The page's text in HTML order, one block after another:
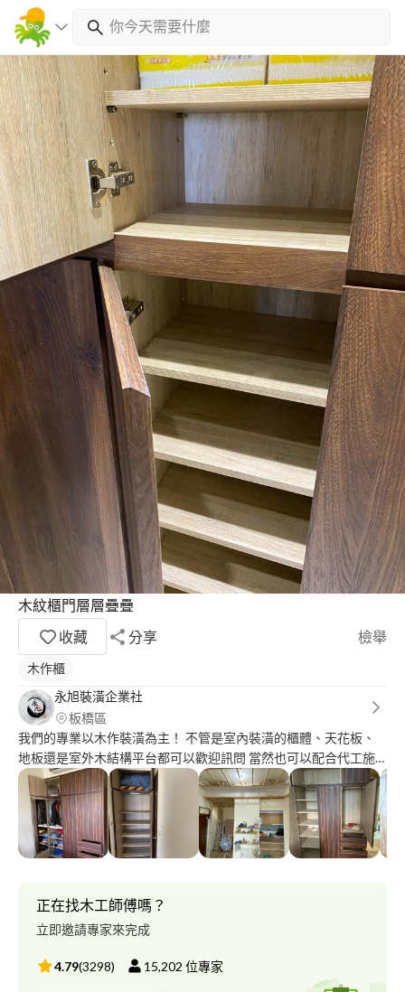
木紋櫃門層層疊疊
收藏
分享 檢舉
木作櫃
永旭裝潢企業社
板橋區
我們的專業以木作裝潢為主！ 不管是室內裝潢的櫃體、天花板、
地板還是室外木結構平台都可以歡迎訊問 當然也可以配合代工施
作，只要有圖有尺寸，我們都會盡力幫您完成 我們只有技術沒有
繁雜的話術、我們對人是誠心的態度、對於這份職業是以匠人的精
神專業的態度
正在找木工師傅嗎？
立即邀請專家來完成
4.79(3298) 15,202 位專家